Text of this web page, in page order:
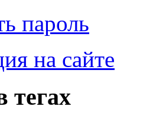
пароль
на сайте
тегах